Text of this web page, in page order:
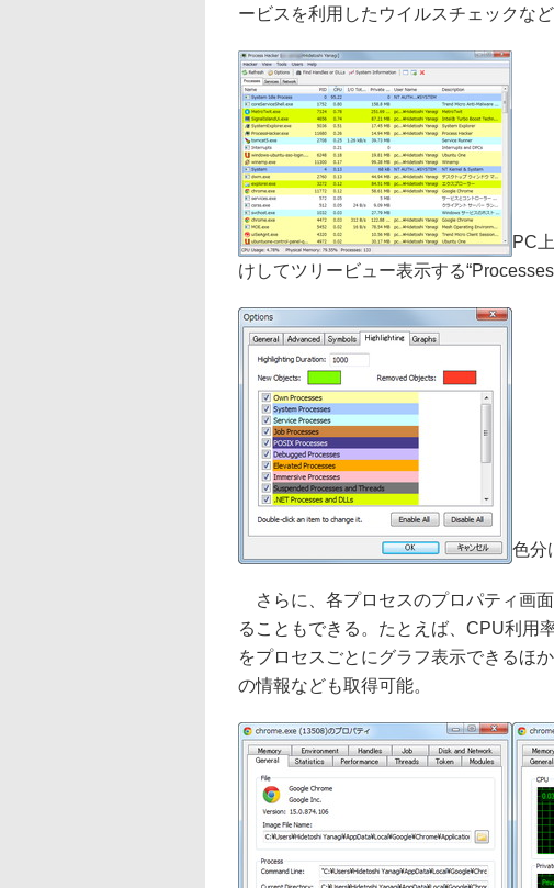
ービスを利用したウイルスチェックなど
PC
けしてツリービュー表示する
色分
さらに、各プロセスのプロパティ画
ることもできる。たとえば、CPU利用
をプロセスごとにグラフ表示できるほ
の情報なども取得可能。